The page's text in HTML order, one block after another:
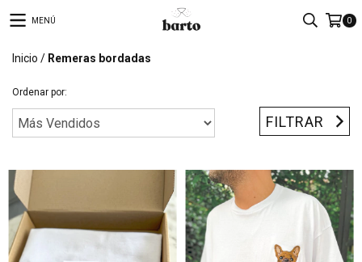
MENÚ 0
Inicio / Remeras bordadas
Ordenar por:
FILTRAR